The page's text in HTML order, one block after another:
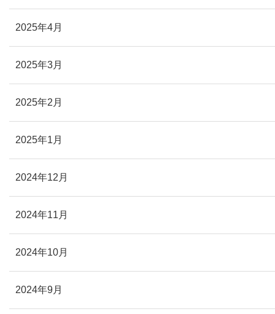
2025年4月
2025年3月
2025年2月
2025年1月
2024年12月
2024年11月
2024年10月
2024年9月